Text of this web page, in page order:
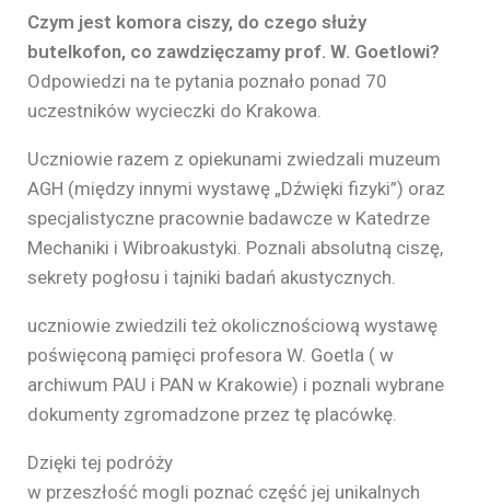
Czym jest komora ciszy, do czego służy
butelkofon, co zawdzięczamy prof. W. Goetlowi?
Odpowiedzi na te pytania poznało ponad 70
uczestników wycieczki do Krakowa.
Uczniowie razem z opiekunami zwiedzali muzeum
AGH (między innymi wystawę „Dźwięki fizyki”) oraz
specjalistyczne pracownie badawcze w Katedrze
Mechaniki i Wibroakustyki. Poznali absolutną ciszę,
sekrety pogłosu i tajniki badań akustycznych.
uczniowie zwiedzili też okolicznościową wystawę
poświęconą pamięci profesora W. Goetla ( w
archiwum PAU i PAN w Krakowie) i poznali wybrane
dokumenty zgromadzone przez tę placówkę.
Dzięki tej podróży
w przeszłość mogli poznać część jej unikalnych